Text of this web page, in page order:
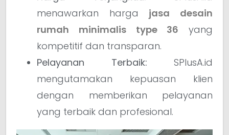
menawarkan harga jasa desain
rumah minimalis type 36 yang
kompetitif dan transparan.
Pelayanan Terbaik: SPlusA.id
mengutamakan kepuasan klien
dengan memberikan pelayanan
yang terbaik dan profesional.